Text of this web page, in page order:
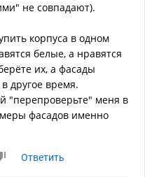
не совпадают).
корпуса в одном
белые, а нравятся
их, а фасады
другое время.
"перепроверьте" меня в
фасадов именно
Ответить